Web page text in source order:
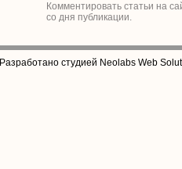
Комментировать статьи на
со дня публикации.
Разработано студией Neolabs Web